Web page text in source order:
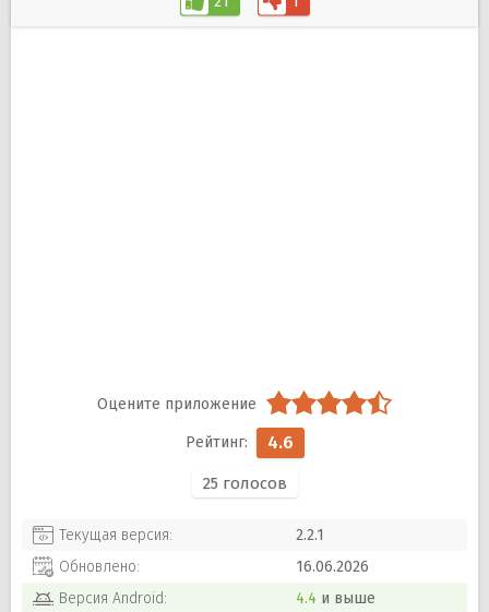
4.6
25 голосов
Текущая версия:
2.2.1
Обновлено:
16.06.2026
Версия Android: 4.4 и выше